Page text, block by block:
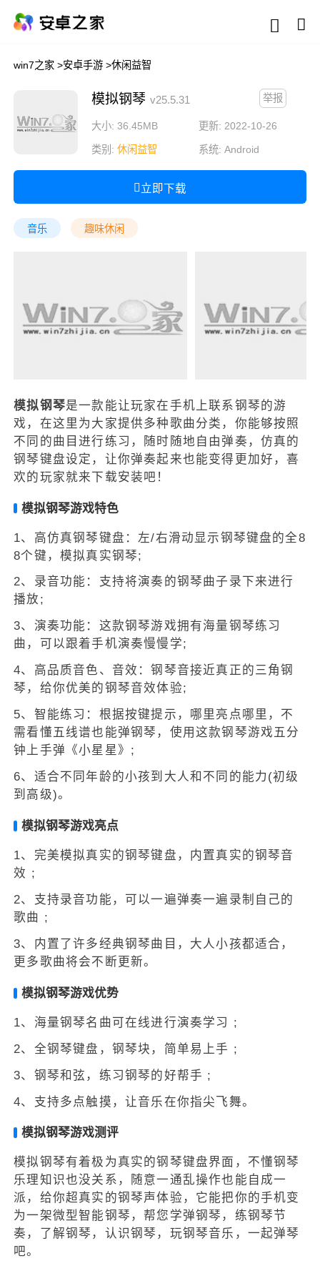
win7之家 >安卓手游 >休闲益智
模拟钢琴 v25.5.31 举报
大小: 36.45MB 更新: 2022-10-26
类别: 休闲益智 系统:Android
立即下载
音乐 趣味休闲
模拟钢琴是一款能让玩家在手机上联系钢琴的游
戏，在这里为大家提供多种歌曲分类，你能够按照
不同的曲目进行练习，随时随地自由弹奏，仿真的
钢琴键盘设定，让你弹奏起来也能变得更加好，喜
欢的玩家就来下载安装吧！
模拟钢琴游戏特色
1、高仿真钢琴键盘：左/右滑动显示钢琴键盘的全8
8个键，模拟真实钢琴;
2、录音功能：支持将演奏的钢琴曲子录下来进行
播放;
3、演奏功能：这款钢琴游戏拥有海量钢琴练习
曲，可以跟着手机演奏慢慢学;
4、高品质音色、音效：钢琴音接近真正的三角钢
琴，给你优美的钢琴音效体验;
5、智能练习：根据按键提示，哪里亮点哪里，不
需看懂五线谱也能弹钢琴，使用这款钢琴游戏五分
钟上手弹《小星星》;
6、适合不同年龄的小孩到大人和不同的能力(初级
到高级)。
模拟钢琴游戏亮点
1、完美模拟真实的钢琴键盘，内置真实的钢琴音
效 ;
2、支持录音功能，可以一遍弹奏一遍录制自己的
歌曲 ;
3、内置了许多经典钢琴曲目，大人小孩都适合，
更多歌曲将会不断更新。
模拟钢琴游戏优势
1、海量钢琴名曲可在线进行演奏学习 ;
2、全钢琴键盘，钢琴块，简单易上手 ;
3、钢琴和弦，练习钢琴的好帮手 ;
4、支持多点触摸，让音乐在你指尖飞舞。
模拟钢琴游戏测评
模拟钢琴有着极为真实的钢琴键盘界面，不懂钢琴
乐理知识也没关系，随意一通乱操作也能自成一
派，给你超真实的钢琴声体验，它能把你的手机变
为一架微型智能钢琴，帮您学弹钢琴，练钢琴节
奏，了解钢琴，认识钢琴，玩钢琴音乐，一起弹琴
吧。